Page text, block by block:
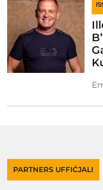
PARTNERS UFFIĊJALI